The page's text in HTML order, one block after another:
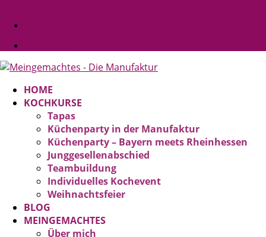
HOME
KOCHKURSE
Tapas
Küchenparty in der Manufaktur
Küchenparty – Bayern meets Rheinhessen
Junggesellenabschied
Teambuildung
Individuelles Kochevent
Weihnachtsfeier
BLOG
MEINGEMACHTES
Über mich